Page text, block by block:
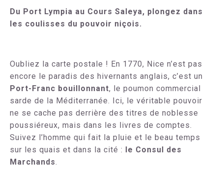
Du Port Lympia au Cours Saleya, plongez dans
les coulisses du pouvoir niçois.
Oubliez la carte postale ! En 1770, Nice n’est pas
encore le paradis des hivernants anglais, c’est un
Port-Franc bouillonnant, le poumon commercial
sarde de la Méditerranée. Ici, le véritable pouvoir
ne se cache pas derrière des titres de noblesse
poussiéreux, mais dans les livres de comptes.
Suivez l’homme qui fait la pluie et le beau temps
sur les quais et dans la cité :
le Consul des
Marchands.